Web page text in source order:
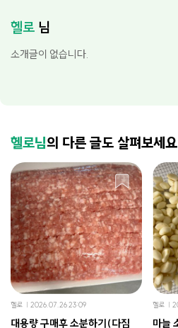
헬로 님
소개글이 없습니다.
헬로님의 다른 글도 살펴보세요
헬로 2026.07.26 23:09
대용량 구매후 소분하기(다짐
헬로
마늘